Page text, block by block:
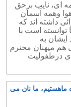
ای، نایب برحق
وهمه آسمان
داشته اند که
توانسته است با
ایشان به
هم میهنان محترم
درطفولیت
دربردن
به […]
ماهستیم، ما نان می